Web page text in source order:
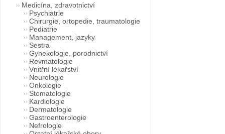
Medicína, zdravotnictví
Psychiatrie
Chirurgie, ortopedie, traumatologie
Pediatrie
Management, jazyky
Sestra
Gynekologie, porodnictví
Revmatologie
Vnitřní lékařství
Neurologie
Onkologie
Stomatologie
Kardiologie
Dermatologie
Gastroenterologie
Nefrologie